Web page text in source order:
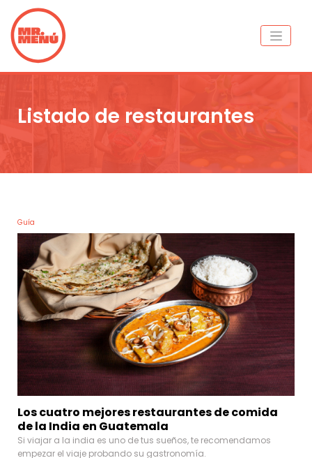
Listado de restaurantes
Guía
Los cuatro mejores restaurantes de comida
de la India en Guatemala
Si viajar a la india es uno de tus sueños, te recomendamos
empezar el viaje probando su gastronomía.